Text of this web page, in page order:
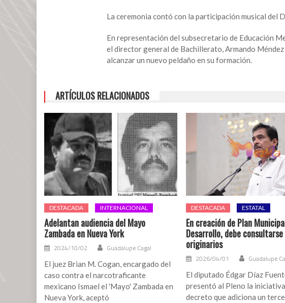
La ceremonia contó con la participación musical del
En representación del subsecretario de Educación
el director general de Bachillerato, Armando
alcanzar un nuevo peldaño en su formación.
ARTÍCULOS RELACIONADOS
DESTACADA INTERNACIONAL
Adelantan audiencia del Mayo
Zambada en Nueva York
2024/10/02 Guadalupe Cagal
El juez Brian M. Cogan, encargado del
caso contra el narcotraficante
mexicano Ismael el 'Mayo' Zambada en
Nueva York, aceptó
DESTACADA ESTATAL
En creación de Plan
Desarrollo, debe
originarios
2026/04/01 Guadalupe
El diputado Édgar Díaz
presentó al Pleno la
decreto que adiciona un